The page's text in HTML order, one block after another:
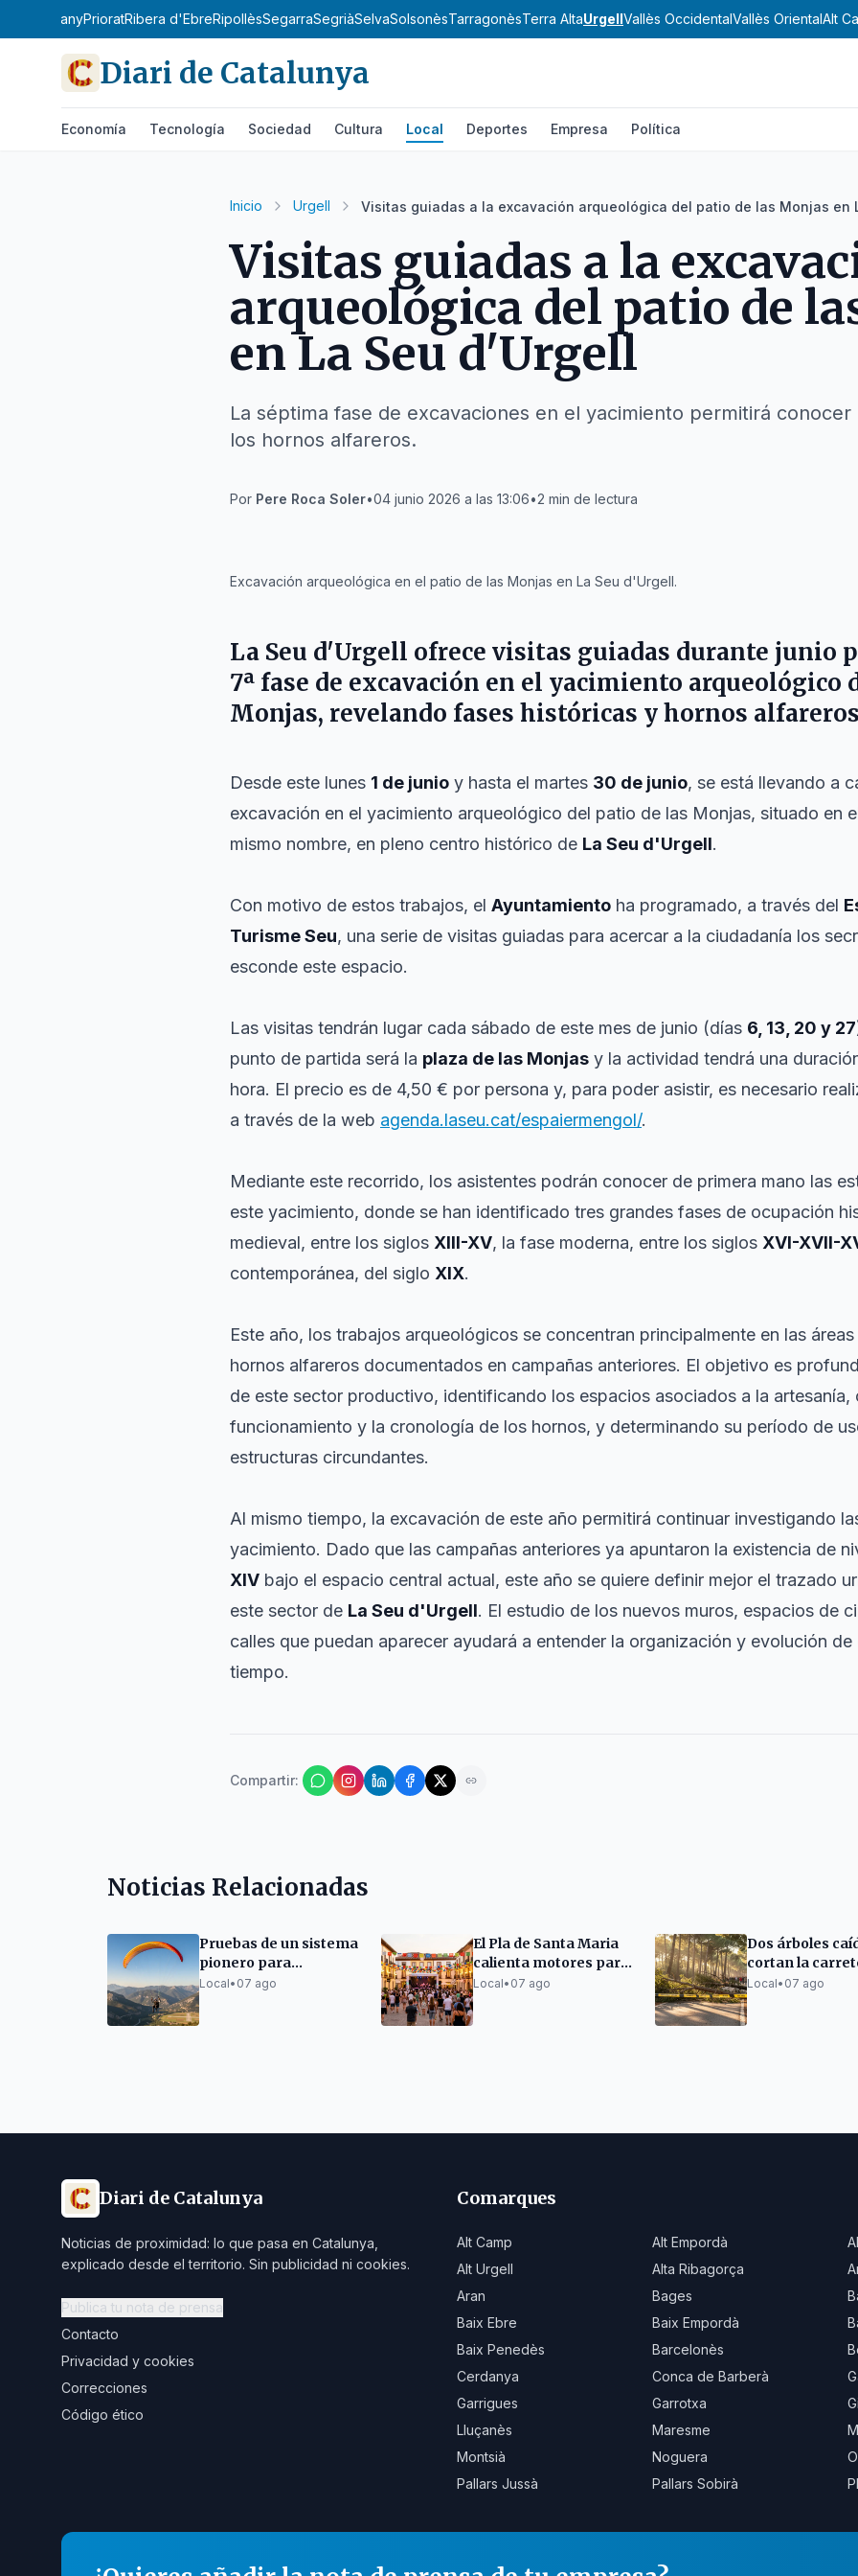
de l'EstanyPrioratRibera d'EbreRipollèsSegarraSegriàSelvaSolsonèsTarragonèsTerra AltaUrgellVallès OccidentalVallès OrientalAlt
Diari de Catalunya
Economía Tecnología Sociedad Cultura Local Deportes Empresa Política
Inicio Urgell Visitas guiadas a la excavación arqueológica del patio de las Monjas en
Visitas guiadas a la
arqueológica del patio de
en La Seu d'Urgell
La séptima fase de excavaciones en el yacimiento permitirá conocer
los hornos alfareros.
Por Pere Roca Soler•04 junio 2026 a las 13:06•2 min de lectura
Excavación arqueológica en el patio de las Monjas en La Seu d'Urgell.
La Seu d'Urgell ofrece visitas guiadas durante junio
7ª fase de excavación en el yacimiento arqueológico
Monjas, revelando fases históricas y hornos
Desde este lunes 1 de junio y hasta el martes 30 de junio, se está llevando a
excavación en el yacimiento arqueológico del patio de las Monjas, situado en
mismo nombre, en pleno centro histórico de La Seu d'Urgell.
Con motivo de estos trabajos, el Ayuntamiento ha programado, a través del
Turisme Seu, una serie de visitas guiadas para acercar a la ciudadanía los
esconde este espacio.
Las visitas tendrán lugar cada sábado de este mes de junio (días 6, 13, 20 y 27
punto de partida será la plaza de las Monjas y la actividad tendrá una
hora. El precio es de 4,50 € por persona y, para poder asistir, es necesario
a través de la web agenda.laseu.cat/espaiermengol/.
Mediante este recorrido, los asistentes podrán conocer de primera mano las
este yacimiento, donde se han identificado tres grandes fases de ocupación
medieval, entre los siglos XIII-XV, la fase moderna, entre los siglos XVI-XVII-
contemporánea, del siglo XIX.
Este año, los trabajos arqueológicos se concentran principalmente en las
hornos alfareros documentados en campañas anteriores. El objetivo es
de este sector productivo, identificando los espacios asociados a la artesanía,
funcionamiento y la cronología de los hornos, y determinando su período de
estructuras circundantes.
Al mismo tiempo, la excavación de este año permitirá continuar investigando
yacimiento. Dado que las campañas anteriores ya apuntaron la existencia de
XIV bajo el espacio central actual, este año se quiere definir mejor el trazado
este sector de La Seu d'Urgell. El estudio de los nuevos muros, espacios de
calles que puedan aparecer ayudará a entender la organización y evolución
tiempo.
Compartir:
Noticias Relacionadas
Pruebas de un sistema
pionero para
compatibilizar
Local• 07 ago
El Pla de Santa Maria
calienta motores para
la Fiesta Mayor de
Local• 07 ago
Dos árboles
cortan la
Caldes en
Local• 07 ago
Diari de Catalunya
Noticias de proximidad: lo que pasa en Catalunya,
explicado desde el territorio. Sin publicidad ni cookies.
Publica tu nota de prensa
Contacto
Privacidad y cookies
Correcciones
Código ético
Comarques
Alt Camp Alt Empordà
Alt Urgell
Alta Ribagorça
Aran
Bages
Baix Ebre
Baix Empordà
Baix Penedès
Barcelonès
Cerdanya
Conca de Barberà
Garrigues
Garrotxa
Lluçanès
Maresme
Montsià
Noguera
Pallars Jussà
Pallars Sobirà